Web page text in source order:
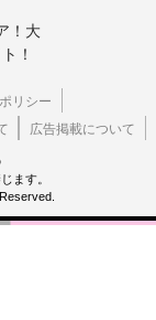
！大
！
リシー
広告掲載について
ます。